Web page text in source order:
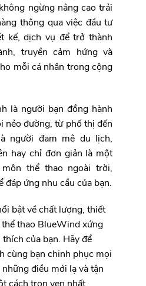
ngừng nâng cao trải
thông qua việc đầu tư
kế, dịch vụ để trở thành
truyền cảm hứng và
mỗi cá nhân trong cộng
là người bạn đồng hành
nẻo đường, từ phố thị đến
người đam mê du lịch,
hay chỉ đơn giản là một
thể thao ngoài trời,
đáp ứng nhu cầu của bạn.
bật về chất lượng, thiết
thể thao BlueWind xứng
của bạn. Hãy để
cùng bạn chinh phục mọi
điều mới lạ và tận